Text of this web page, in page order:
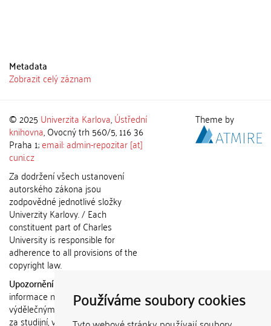
Používáme soubory cookies
Metadata
Zobrazit celý záznam
© 2025 Univerzita Karlova,Ústřední
knihovna, Ovocný trh 560/5, 116 36
Praha 1;email: admin-repozitar [at]
cuni.cz
Za dodržení všech ustanovení
autorského zákona jsou
zodpovědné jednotlivé složky
Univerzity Karlovy. / Each
constituent part of Charles
University is responsible for
adherence to all provisions of the
copyright law.
Upozornění / Notice:
informace nemohou být použity k
výdělečným účelům nebo vydávány
za studijní, vědeckou nebo jinou
Theme by